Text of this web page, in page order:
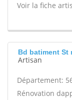
Voir la fiche
Bd batiment St
Artisan
Département:
Rénovation